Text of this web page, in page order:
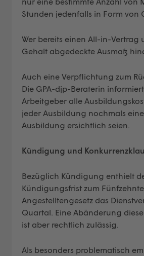
Stunden jedenfalls in Form von
Wer bereits einen All-in-
Gehalt abgedeckte Ausmaß
Auch eine Verpflichtung zum
Die GPA-djp-Beraterin
Arbeitgeber alle
jeder Ausbildung nochmals
Ausbildung ersichtlich seien.
Kündigung und
Bezüglich Kündigung enthielt
Kündigungsfrist zum
Angestelltengesetz das
Quartal. Eine Abänderung
ist aber rechtlich zulässig.
Als besonders problematisch